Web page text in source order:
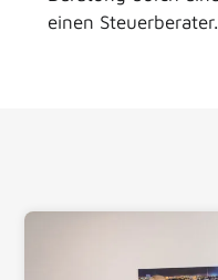
einen Steuerberater.